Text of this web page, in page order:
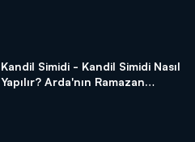
Kandil Simidi - Kandil Simidi Nasıl
Yapılır? Arda'nın Ramazan